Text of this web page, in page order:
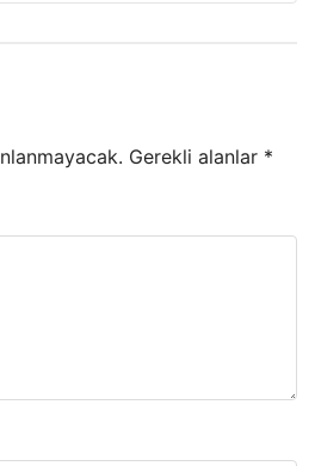
Gerekli alanlar *